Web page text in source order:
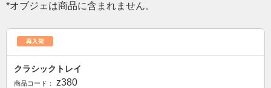
*オブジェは商品に含まれません。
クラシックトレイ
商品コード： z380